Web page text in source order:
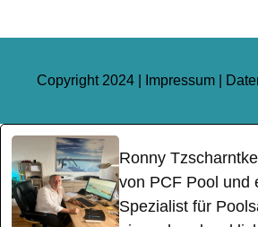
Copyright 2024 | Impressum
Ronny
von PCF Pool und
Spezialist für